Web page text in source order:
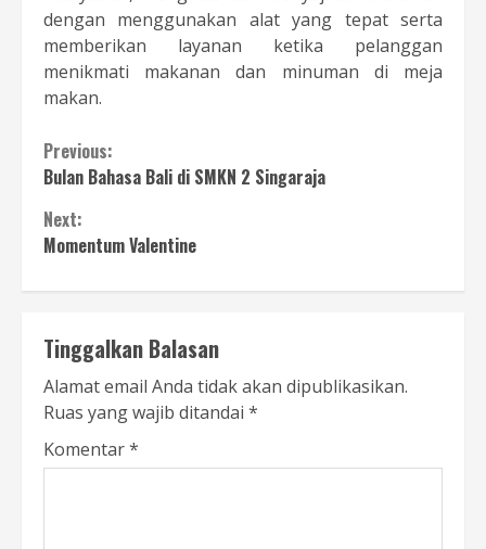
dengan menggunakan alat yang tepat serta
memberikan layanan ketika pelanggan
menikmati makanan dan minuman di meja
makan.
Continue
Reading
Previous:
Bulan Bahasa Bali di SMKN 2 Singaraja
Next:
Momentum Valentine
Tinggalkan Balasan
Alamat email Anda tidak akan dipublikasikan.
Ruas yang wajib ditandai *
Komentar*